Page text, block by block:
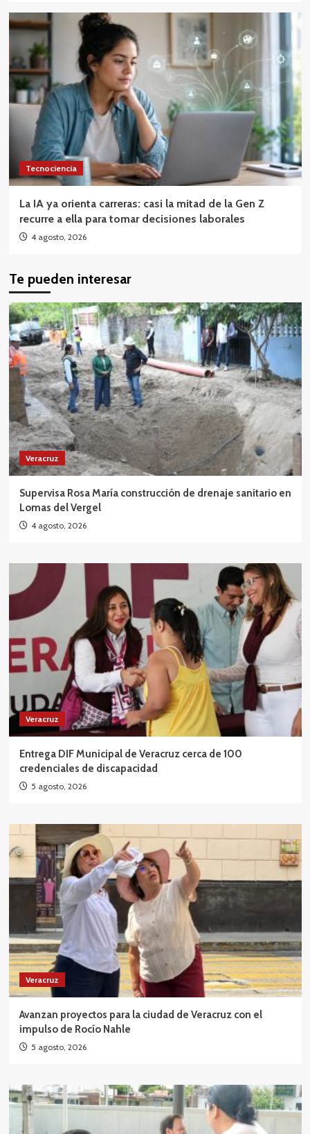
Tecnociencia
La IA ya orienta carreras: casi la mitad de la Gen Z
recurre a ella para tomar decisiones laborales
4 agosto, 2026
Te pueden interesar
Veracruz
Supervisa Rosa María construcción de drenaje sanitario en
Lomas del Vergel
4 agosto, 2026
Veracruz
Entrega DIF Municipal de Veracruz cerca de 100
credenciales de discapacidad
5 agosto, 2026
Veracruz
Avanzan proyectos para la ciudad de Veracruz con el
impulso de Rocío Nahle
5 agosto, 2026